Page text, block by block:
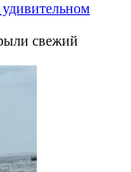
свежий